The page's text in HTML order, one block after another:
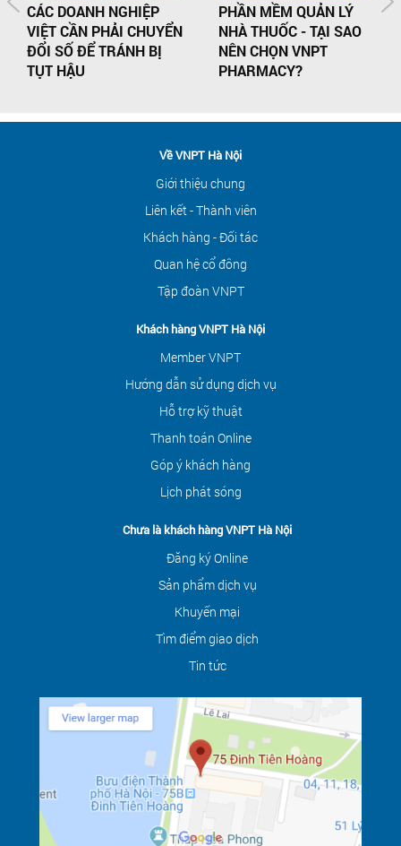
CÁC DOANH NGHIỆP
VIỆT CẦN PHẢI CHUYỂN
ĐỔI SỐ ĐỂ TRÁNH BỊ
TỤT HẬU
PHẦN MỀM QUẢN LÝ
NHÀ THUỐC - TẠI SAO
NÊN CHỌN VNPT
PHARMACY?
Về VNPT Hà Nội
Giới thiệu chung
Liên kết - Thành viên
Khách hàng - Đối tác
Quan hệ cổ đông
Tập đoàn VNPT
Khách hàng VNPT Hà Nội
Member VNPT
Hướng dẫn sử dụng dịch vụ
Hỗ trợ kỹ thuật
Thanh toán Online
Góp ý khách hàng
Lịch phát sóng
Chưa là khách hàng VNPT Hà Nội
Đăng ký Online
Sản phẩm dịch vụ
Khuyến mại
Tìm điểm giao dịch
Tin tức